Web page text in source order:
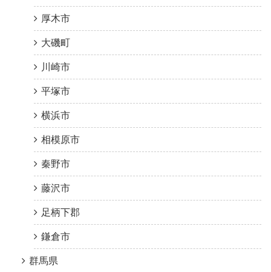
厚木市
大磯町
川崎市
平塚市
横浜市
相模原市
秦野市
藤沢市
足柄下郡
鎌倉市
群馬県